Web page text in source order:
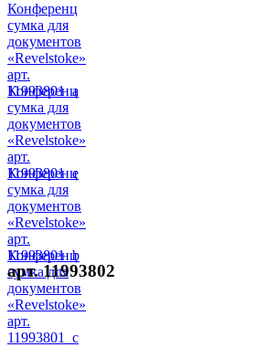
Конференц
сумка для
документов
«Revelstoke»
арт.
11993801_a
Конференц
сумка для
документов
«Revelstoke»
арт.
11993801_e
Конференц
сумка для
документов
«Revelstoke»
арт.
11993801_b
Конференц
сумка для
документов
«Revelstoke»
арт.
11993801_c
арт. 11993802